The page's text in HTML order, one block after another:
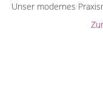
Unser modernes